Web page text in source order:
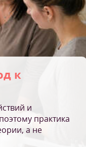
к
и
практика
а не